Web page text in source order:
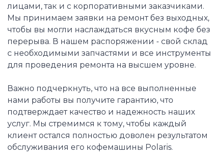
лицами, так и с корпоративными заказчиками.
Мы принимаем заявки на ремонт без выходных,
чтобы вы могли наслаждаться вкусным кофе без
перерыва. В нашем распоряжении - свой склад
с необходимыми запчастями и все инструменты
для проведения ремонта на высшем уровне.
Важно подчеркнуть, что на все выполненные
нами работы вы получите гарантию, что
подтверждает качество и надежность наших
услуг. Мы стремимся к тому, чтобы каждый
клиент остался полностью доволен результатом
обслуживания его кофемашины Polaris.